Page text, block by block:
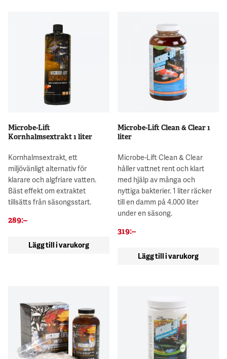
Microbe-Lift
Kornhalmsextrakt 1 liter
Kornhalmsextrakt, ett
miljövänligt alternativ för
klarare och algfriare vatten.
Bäst effekt om extraktet
tillsätts från säsongsstart.
289:–
Lägg till i varukorg
Microbe-Lift Clean & Clear 1
liter
Microbe-Lift Clean & Clear
håller vattnet rent och klart
med hjälp av många och
nyttiga bakterier. 1 liter räcker
till en damm på 4.000 liter
under en säsong.
319:–
Lägg till i varukorg